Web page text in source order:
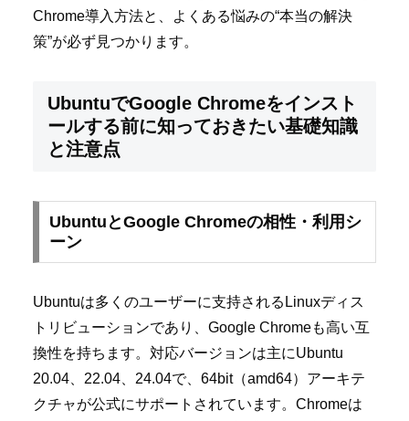
Chrome導入方法と、よくある悩みの“本当の解決
策”が必ず見つかります。
UbuntuでGoogle Chromeをインスト
ールする前に知っておきたい基礎知識
と注意点
UbuntuとGoogle Chromeの相性・利用シ
ーン
Ubuntuは多くのユーザーに支持されるLinuxディス
トリビューションであり、Google Chromeも高い互
換性を持ちます。対応バージョンは主にUbuntu
20.04、22.04、24.04で、64bit（amd64）アーキテ
クチャが公式にサポートされています。Chromeは